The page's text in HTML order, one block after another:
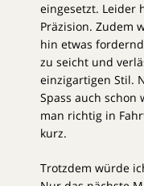
eingesetzt. Leider
Präzision. Zudem
hin etwas
zu seicht und
einzigartigen Stil.
Spass auch schon
man richtig in
kurz.
Trotzdem würde